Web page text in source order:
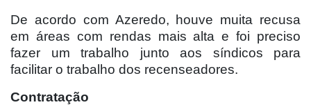
De acordo com Azeredo, houve muita recusa
em áreas com rendas mais alta e foi preciso
fazer um trabalho junto aos síndicos para
facilitar o trabalho dos recenseadores.
Contratação